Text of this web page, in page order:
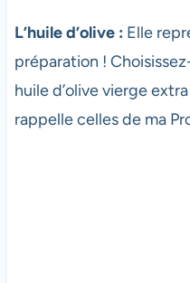
L’huile d’olive : Elle
préparation !
huile d’olive vierge
rappelle celles de ma